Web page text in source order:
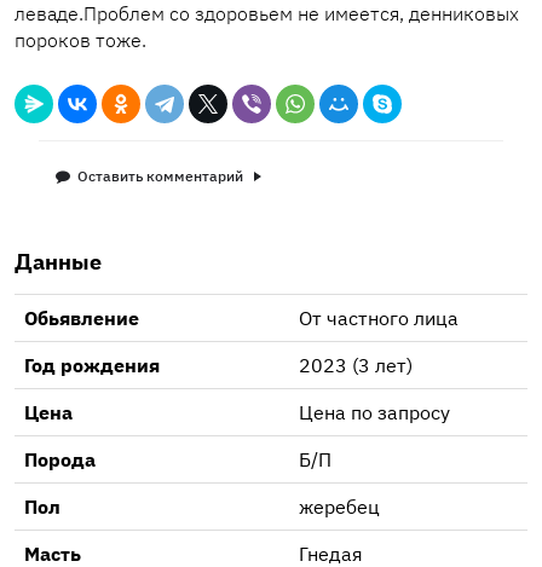
леваде.Проблем со здоровьем не имеется, денниковых
пороков тоже.
Оставить комментарий
Данные
Обьявление
От частного лица
Год рождения
2023 (3 лет)
Цена
Цена по запросу
Порода
Б/П
Пол
жеребец
Масть
Гнедая